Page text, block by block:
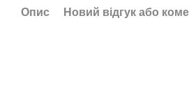
Опис Новий відгук або